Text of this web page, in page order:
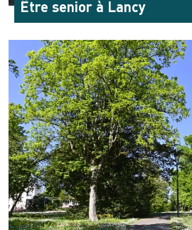
Être senior à Lancy